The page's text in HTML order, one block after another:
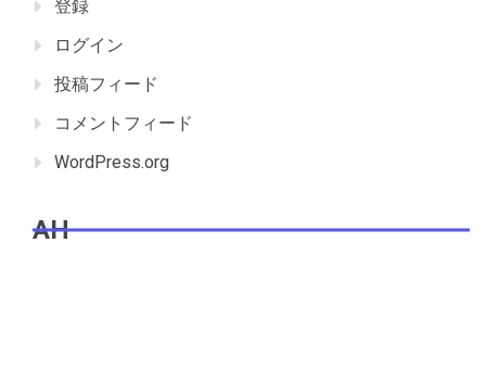
登録
ログイン
投稿フィード
コメントフィード
WordPress.org
AH